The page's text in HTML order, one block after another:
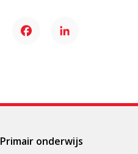
FacebookLinkedIn
Primair onderwijs